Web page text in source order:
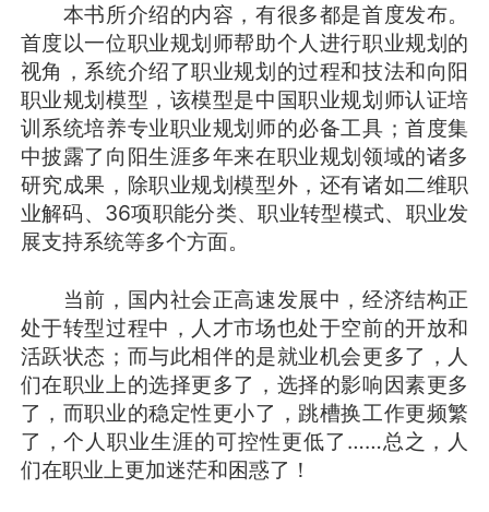
本书所介绍的内容，有很多都是首度发布。
首度以一位职业规划师帮助个人进行职业规划的
视角，系统介绍了职业规划的过程和技法和向阳
职业规划模型，该模型是中国职业规划师认证培
训系统培养专业职业规划师的必备工具；首度集
中披露了向阳生涯多年来在职业规划领域的诸多
研究成果，除职业规划模型外，还有诸如二维职
业解码、36项职能分类、职业转型模式、职业发
展支持系统等多个方面。
当前，国内社会正高速发展中，经济结构正
处于转型过程中，人才市场也处于空前的开放和
活跃状态；而与此相伴的是就业机会更多了，人
们在职业上的选择更多了，选择的影响因素更多
了，而职业的稳定性更小了，跳槽换工作更频繁
了，个人职业生涯的可控性更低了……总之，人
们在职业上更加迷茫和困惑了！